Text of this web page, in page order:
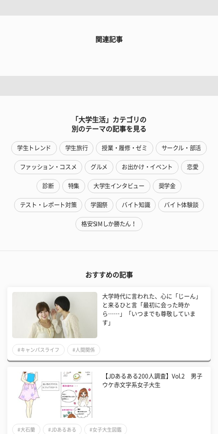
関連記事
「大学生活」カテゴリの
別のテーマの記事を見る
学生トレンド 学生旅行 授業・履修・ゼミ サークル・部活
ファッション・コスメ グルメ お出かけ・イベント 恋愛
診断 特集 大学生インタビュー 奨学金
テスト・レポート対策 学園祭 バイト知識 バイト体験談
格安SIMしか勝たん！
おすすめの記事
大学時代に言われた、心に「じーん」
と来るひと言「最初に会った時か
ら……」「いつまでも尊敬していま
す」
#キャンパスライフ #人間関係
【JDあるある200人調査】Vol.2 男子
ウケ赤文字系女子大生
#大石蘭 #JDあるある #女子大生図鑑